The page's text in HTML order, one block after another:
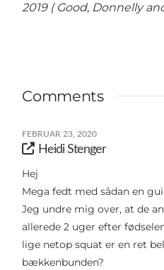
2019 ( Good, Donnelly
Comments
FEBRUAR 23, 2020
Heidi Stenger
Hej
Mega fedt med sådan en
Jeg undre mig over, at de
allerede 2 uger efter
lige netop squat er en ret
bækkenbunden?